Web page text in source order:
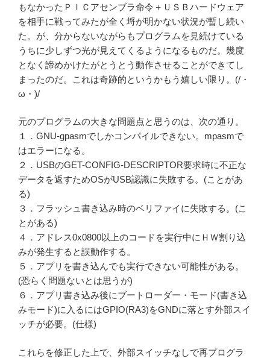
もなかったＰＩＣアセンブラ命令＋ＵＳＢハードウェア
を相手に戦ってみたが全く埒が明かない状況が暫し続い
た。が、分からないながらもプログラムを見続けている
うちに少しずつ光が見えてくるようになるものだ。幾度
となく諦めかけたがとうとう動作させることができてし
まったのだ。これは奇跡的というかもう嬉しい限り。(/・
ω・)/
元のプログラムの大きな問題点と思うのは、次の通り。
１．GNU-gpasmでしかコンパイルできない。mpasmで
はエラーになる。
２．USBのGET-CONFIG-DESCRIPTOR要求時に不正な
データを返すためOSがUSB認識に失敗する。(ことがあ
る)
３．フラッシュ書き込み時のベリファイに失敗する。(こ
とがある)
４．アドレス0x0800以上のコードを実行中にＨＷ割り込
みが発生すると誤動作する。
５．アプリを書き込んでも実行できない可能性がある。
(恐らく問題ないとは思うが)
６．アプリ書き込み後にブートローダー・モード(書き込
みモード)に入るにはGPIO(RA3)をGNDに落とす外部スイ
ッチが必要。(仕様)
これらを修正した上で、外部スイッチなしで再プログラ